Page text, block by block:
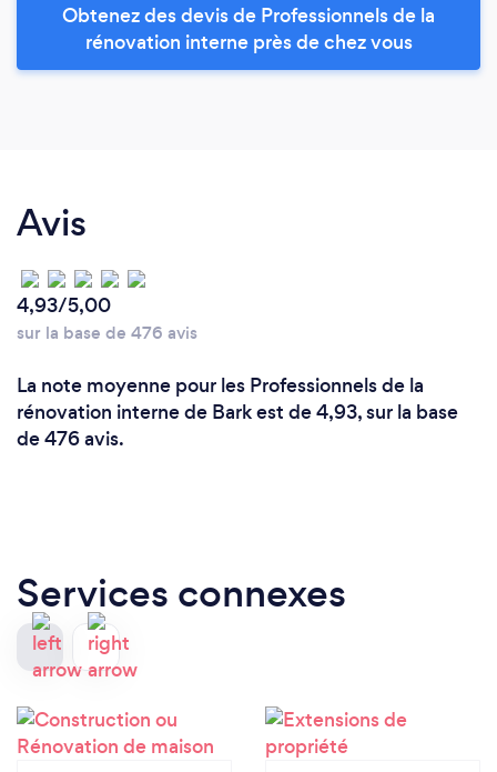
Obtenez des devis de Professionnels de la
rénovation interne près de chez vous
Avis
4,93/5,00
sur la base de 476 avis
La note moyenne pour les Professionnels de la
rénovation interne de Bark est de 4,93, sur la base
de 476 avis.
Services connexes